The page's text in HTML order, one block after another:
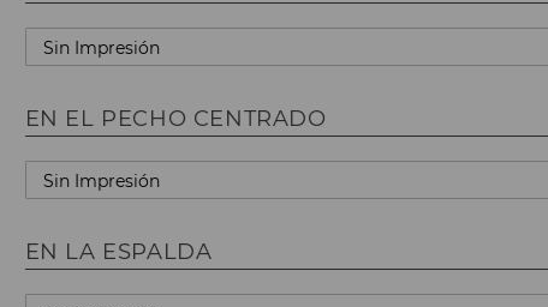
EN EL PECHO CENTRADO
EN LA ESPALDA